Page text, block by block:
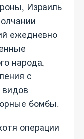
Израиль
ежедневно
народа,
с
бомбы.
операции